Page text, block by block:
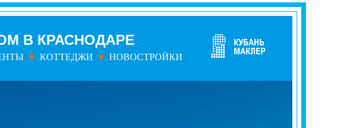
В КРАСНОДАРЕ
КОТТЕДЖИ НОВОСТРОЙКИ